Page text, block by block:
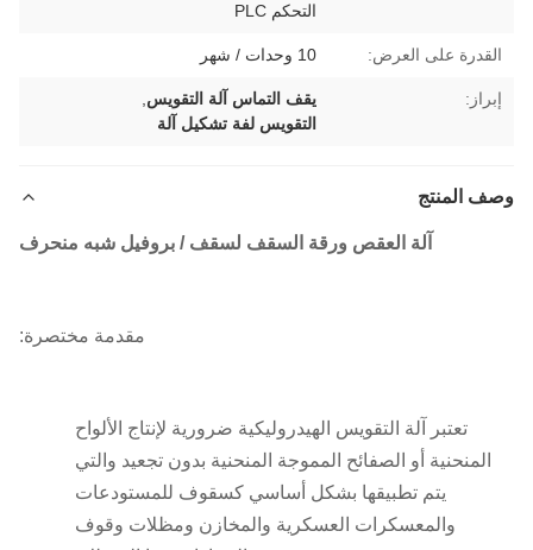
التحكم PLC
القدرة على العرض: 10 وحدات / شهر
إبراز: يقف التماس آلة التقويس
التقويس لفة تشكيل آلة
وصف المنتج
آلة العقص ورقة السقف لسقف / بروفيل شبه منحرف
مقدمة مختصرة:
تعتبر آلة التقويس الهيدروليكية ضرورية لإنتاج الألواح
المنحنية أو الصفائح المموجة المنحنية بدون تجعيد والتي
يتم تطبيقها بشكل أساسي كسقوف للمستودعات
والمعسكرات العسكرية والمخازن ومظلات وقوف